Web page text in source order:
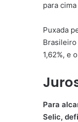
para
Puxada
Brasileiro
1,62%, e
Para
Selic,